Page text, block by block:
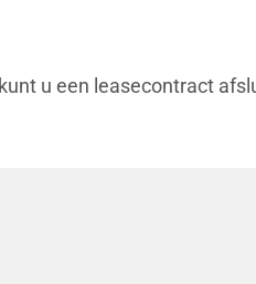
kunt u een leasecontract